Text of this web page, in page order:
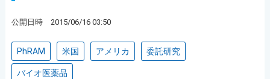
公開日時 2015/06/16 03:50
PhRAM 米国 アメリカ 委託研究
バイオ医薬品